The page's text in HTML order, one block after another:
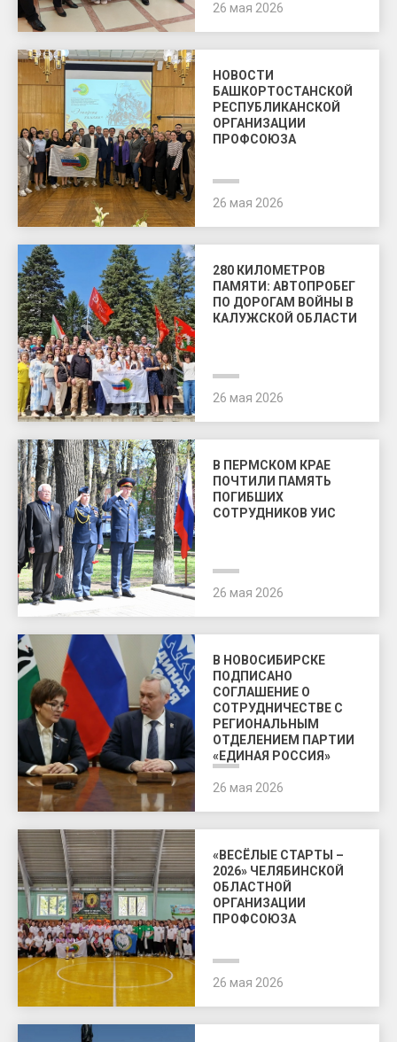
26 мая 2026
НОВОСТИ
БАШКОРТОСТАНСКОЙ
РЕСПУБЛИКАНСКОЙ
ОРГАНИЗАЦИИ
ПРОФСОЮЗА
26 мая 2026
280 КИЛОМЕТРОВ
ПАМЯТИ: АВТОПРОБЕГ
ПО ДОРОГАМ ВОЙНЫ В
КАЛУЖСКОЙ ОБЛАСТИ
26 мая 2026
В ПЕРМСКОМ КРАЕ
ПОЧТИЛИ ПАМЯТЬ
ПОГИБШИХ
СОТРУДНИКОВ УИС
26 мая 2026
В НОВОСИБИРСКЕ
ПОДПИСАНО
СОГЛАШЕНИЕ О
СОТРУДНИЧЕСТВЕ С
РЕГИОНАЛЬНЫМ
ОТДЕЛЕНИЕМ ПАРТИИ
«ЕДИНАЯ РОССИЯ»
26 мая 2026
«ВЕСЁЛЫЕ СТАРТЫ –
2026» ЧЕЛЯБИНСКОЙ
ОБЛАСТНОЙ
ОРГАНИЗАЦИИ
ПРОФСОЮЗА
26 мая 2026